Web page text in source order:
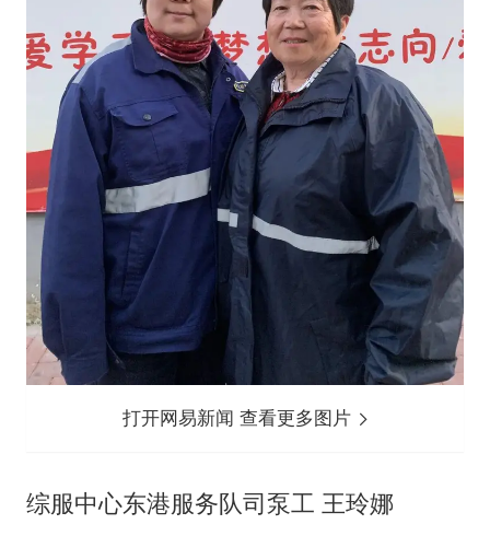
打开网易新闻 查看更多图片
综服中心东港服务队司泵工 王玲娜